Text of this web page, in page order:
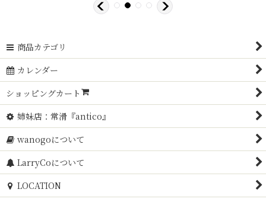
商品カテゴリ
カレンダー
ショッピングカート
姉妹店：常滑『antico』
wanogoについて
LarryCoについて
LOCATION